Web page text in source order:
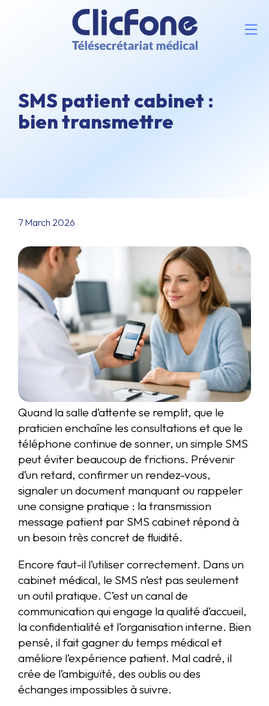
SMS patient cabinet :
bien transmettre
7 March 2026
Quand la salle d’attente se remplit, que le
praticien enchaîne les consultations et que le
téléphone continue de sonner, un simple SMS
peut éviter beaucoup de frictions. Prévenir
d’un retard, confirmer un rendez-vous,
signaler un document manquant ou rappeler
une consigne pratique : la transmission
message patient par SMS cabinet répond à
un besoin très concret de fluidité.
Encore faut-il l’utiliser correctement. Dans un
cabinet médical, le SMS n’est pas seulement
un outil pratique. C’est un canal de
communication qui engage la qualité d’accueil,
la confidentialité et l’organisation interne. Bien
pensé, il fait gagner du temps médical et
améliore l’expérience patient. Mal cadré, il
crée de l’ambiguïté, des oublis ou des
échanges impossibles à suivre.